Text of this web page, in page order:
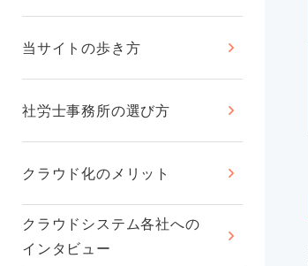
当サイトの歩き方
社労士事務所の選び方
クラウド化のメリット
クラウドシステム各社への
インタビュー